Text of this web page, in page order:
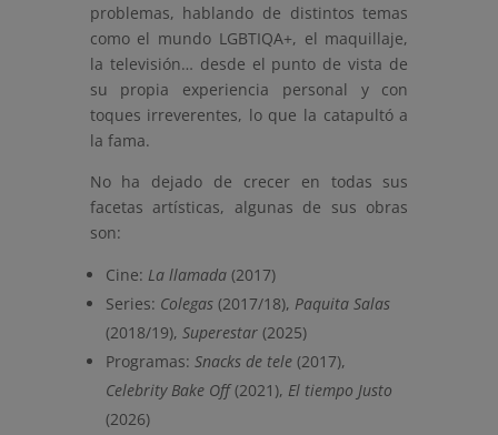
problemas, hablando de distintos temas
como el mundo LGBTIQA+, el maquillaje,
la televisión… desde el punto de vista de
su propia experiencia personal y con
toques irreverentes, lo que la catapultó a
la fama.
No ha dejado de crecer en todas sus
facetas artísticas, algunas de sus obras
son:
Cine: La llamada(2017)
Series: Colegas(2017/18), Paquita Salas
(2018/19), Superestar(2025)
Programas: Snacks de tele(2017),
Celebrity Bake Off(2021), El tiempo Justo
(2026)